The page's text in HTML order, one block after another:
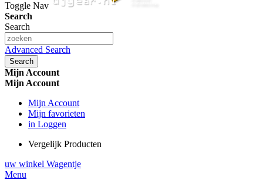
Toggle Nav
Search
Search
Advanced Search
Search
Mijn Account
Mijn Account
Mijn Account
Mijn favorieten
in Loggen
Vergelijk Producten
uw winkel Wagentje
Menu